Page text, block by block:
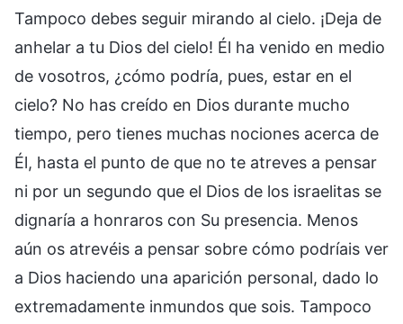
Tampoco debes seguir mirando al cielo. ¡Deja de
anhelar a tu Dios del cielo! Él ha venido en medio
de vosotros, ¿cómo podría, pues, estar en el
cielo? No has creído en Dios durante mucho
tiempo, pero tienes muchas nociones acerca de
Él, hasta el punto de que no te atreves a pensar
ni por un segundo que el Dios de los israelitas se
dignaría a honraros con Su presencia. Menos
aún os atrevéis a pensar sobre cómo podríais ver
a Dios haciendo una aparición personal, dado lo
extremadamente inmundos que sois. Tampoco